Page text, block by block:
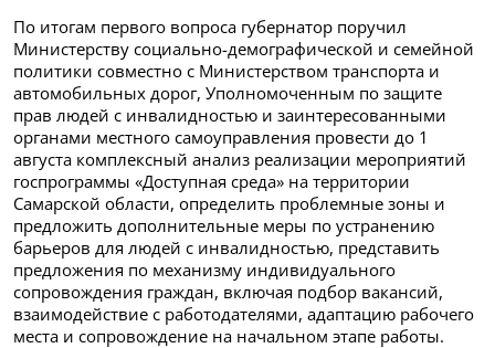
По итогам первого вопроса губернатор поручил
Министерству социально-демографической и семейной
политики совместно с Министерством транспорта и
автомобильных дорог, Уполномоченным по защите
прав людей с инвалидностью и заинтересованными
органами местного самоуправления провести до 1
августа комплексный анализ реализации мероприятий
госпрограммы «Доступная среда» на территории
Самарской области, определить проблемные зоны и
предложить дополнительные меры по устранению
барьеров для людей с инвалидностью, представить
предложения по механизму индивидуального
сопровождения граждан, включая подбор вакансий,
взаимодействие с работодателями, адаптацию рабочего
места и сопровождение на начальном этапе работы.